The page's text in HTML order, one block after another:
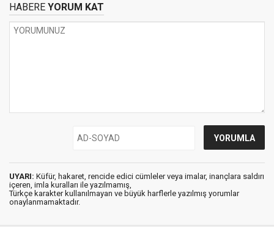
HABERE YORUM KAT
UYARI: Küfür, hakaret, rencide edici cümleler veya imalar, inançlara saldırı
içeren, imla kuralları ile yazılmamış,
Türkçe karakter kullanılmayan ve büyük harflerle yazılmış yorumlar
onaylanmamaktadır.